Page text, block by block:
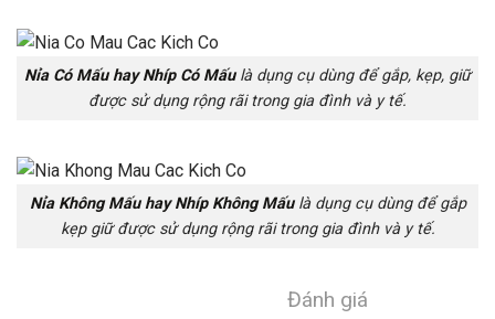
Nỉa Có Mấu hay Nhíp Có Mấulà dụng cụ dùng để gắp, kẹp, giữ
được sử dụng rộng rãi trong gia đình và y tế.
Nỉa Không Mấu hay Nhíp Không Mấulà dụng cụ dùng để gắp
kẹp giữ được sử dụng rộng rãi trong gia đình và y tế.
Đánh giá